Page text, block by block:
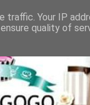
Your IP
quality of